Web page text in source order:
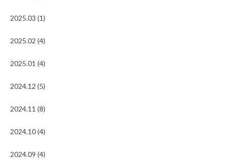
2025.03 (1)
2025.02 (4)
2025.01 (4)
2024.12 (5)
2024.11 (8)
2024.10 (4)
2024.09 (4)